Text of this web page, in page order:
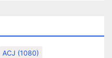
ACJ (1080)